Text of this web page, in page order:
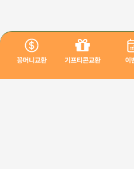
꽁머니교환 기프티콘교환 이